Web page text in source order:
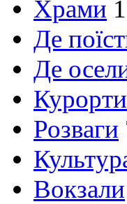
Храми
Де
Де
Розваги
Вокзали